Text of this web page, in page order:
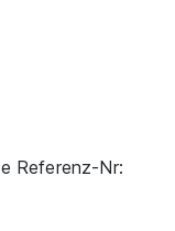
Referenz-Nr: